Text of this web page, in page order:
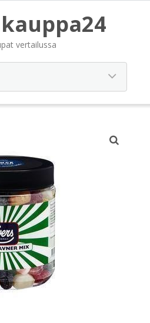
vertailussa